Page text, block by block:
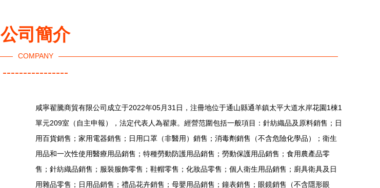
公司簡介
COMPANY
----------------
咸寧翟騰商貿有限公司成立于2022年05月31日，注冊地位于通山縣通羊鎮太平大道水岸花園1棟1
單元209室（自主申報），法定代表人為翟康。經營范圍包括一般項目：針紡織品及原料銷售；日
用百貨銷售；家用電器銷售；日用口罩（非醫用）銷售；消毒劑銷售（不含危險化學品）；衛生
用品和一次性使用醫療用品銷售；特種勞動防護用品銷售；勞動保護用品銷售；食用農產品零
售；針紡織品銷售；服裝服飾零售；鞋帽零售；化妝品零售；個人衛生用品銷售；廚具衛具及日
用雜品零售；日用品銷售；禮品花卉銷售；母嬰用品銷售；鐘表銷售；眼鏡銷售（不含隱形眼